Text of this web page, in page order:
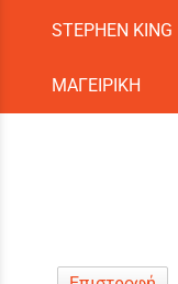
STEPHEN KING
ΜΑΓΕΙΡΙΚΗ